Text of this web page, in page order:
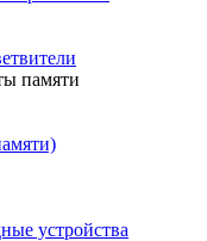
памяти
устройства